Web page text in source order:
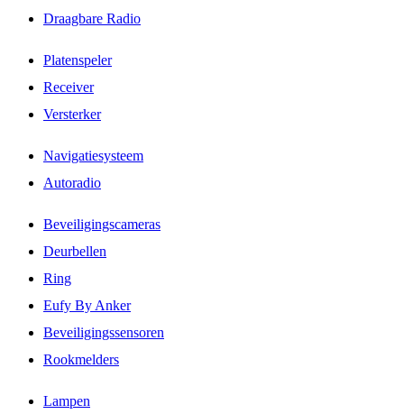
Draagbare Radio
Platenspeler
Receiver
Versterker
Navigatiesysteem
Autoradio
Beveiligingscameras
Deurbellen
Ring
Eufy By Anker
Beveiligingssensoren
Rookmelders
Lampen